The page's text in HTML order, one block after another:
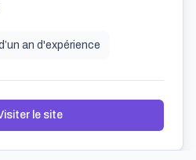
an d'expérience
le site